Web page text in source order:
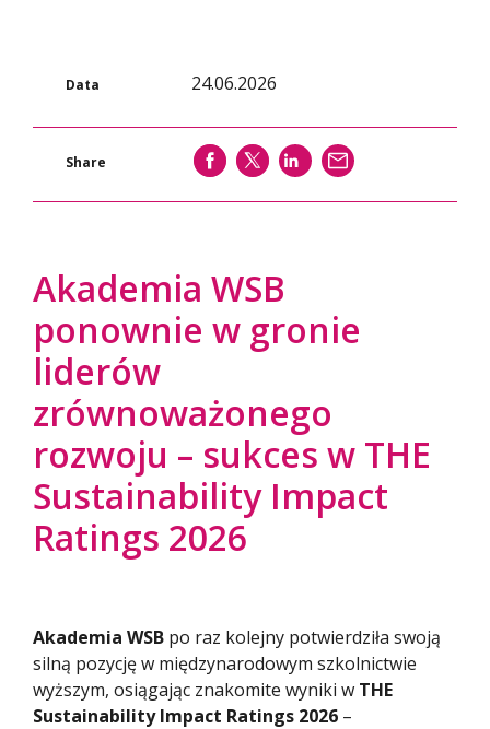
Data 24.06.2026
Share SHARE SHARE SHARE
Akademia WSB
ponownie w gronie
liderów
zrównoważonego
rozwoju – sukces w THE
Sustainability Impact
Ratings 2026
Akademia WSB po raz kolejny potwierdziła swoją
silną pozycję w międzynarodowym szkolnictwie
wyższym, osiągając znakomite wyniki w THE
Sustainability Impact Ratings 2026 –